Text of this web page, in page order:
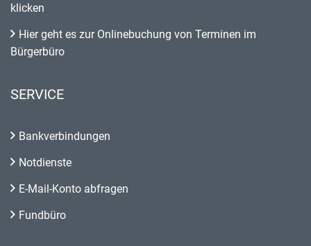
klicken
Hier geht es zur Onlinebuchung von Terminen im
Bürgerbüro
SERVICE
Bankverbindungen
Notdienste
E-Mail-Konto abfragen
Fundbüro